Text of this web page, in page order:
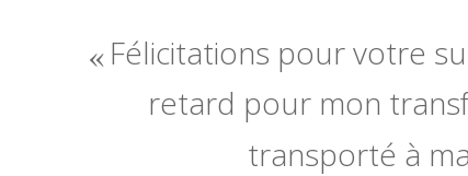
Félicitations pour votre
retard pour mon
transporté à